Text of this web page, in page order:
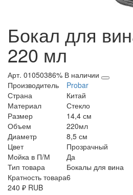
Бокал для
220 мл
Арт. 01050386% В наличии
Производитель
Probar
Страна
Китай
Материал
Стекло
Размер
14,4 см
Объем
220мл
Диаметр
8,5 см
Цвет
Прозрачный
Мойка в П/М
Да
Тип товара
Бокалы для вина
Кратность товара6
240 ₽ RUB